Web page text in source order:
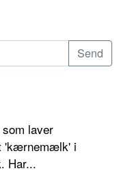
laver
'kærnemælk' i
Har...